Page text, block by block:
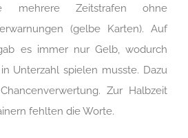
mehrere Zeitstrafen ohne
(gelbe Karten). Auf
es immer nur Gelb, wodurch
Unterzahl spielen musste. Dazu
Zur Halbzeit
fehlten die Worte.